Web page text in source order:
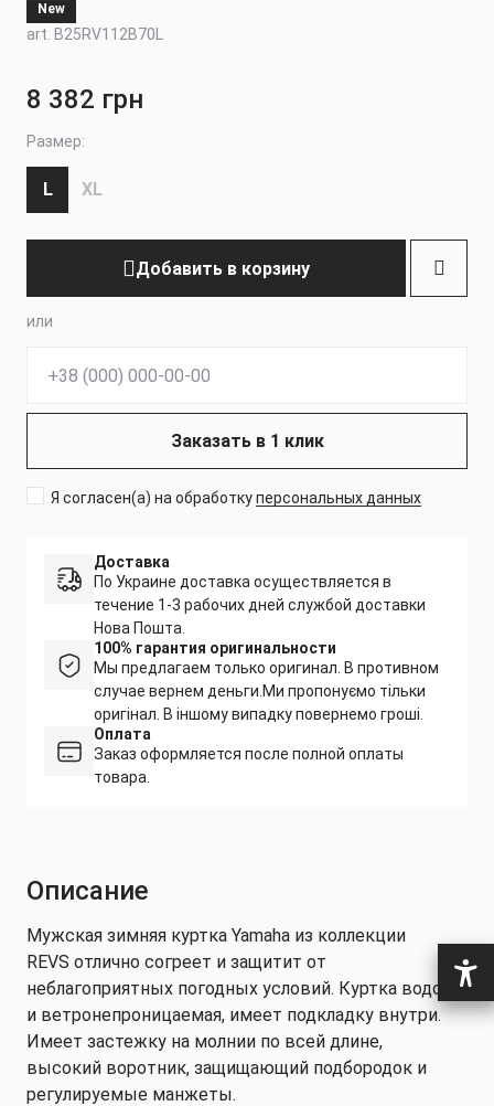
New
art. B25RV112B70L
8 382 грн
Размер:
L XL
Добавить в корзину
или
Заказать в 1 клик
Я согласен(а) на обработкуперсональных данных
Доставка
По Украине доставка осуществляется в
течение 1-3 рабочих дней службой доставки
Нова Пошта.
100% гарантия оригинальности
Мы предлагаем только оригинал. В противном
случае вернем деньги. Ми пропонуємо тільки
оригінал. В іншому випадку повернемо гроші.
Оплата
Заказ оформляется после полной оплаты
товара.
Описание
Мужская зимняя куртка Yamaha из коллекции
REVS отлично согреет и защитит от
неблагоприятных погодных условий. Куртка водо-
и ветронепроницаемая, имеет подкладку внутри.
Имеет застежку на молнии по всей длине,
высокий воротник, защищающий подбородок и
регулируемые манжеты.